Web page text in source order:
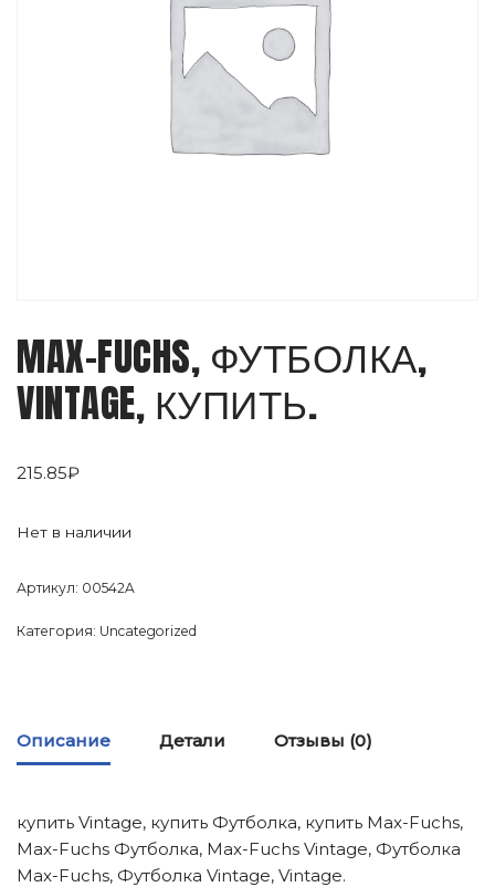
MAX-FUCHS, ФУТБОЛКА,
VINTAGE, КУПИТЬ.
215.85₽
Нет в наличии
Артикул: 00542A
Категория: Uncategorized
Описание Детали Отзывы (0)
купить Vintage, купить Футболка, купить Max-Fuchs,
Max-Fuchs Футболка, Max-Fuchs Vintage, Футболка
Max-Fuchs, Футболка Vintage, Vintage.